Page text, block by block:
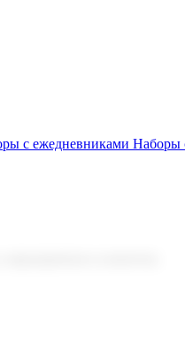
с ежедневниками Наборы
и клиентов.